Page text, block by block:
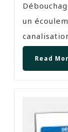
un
Read